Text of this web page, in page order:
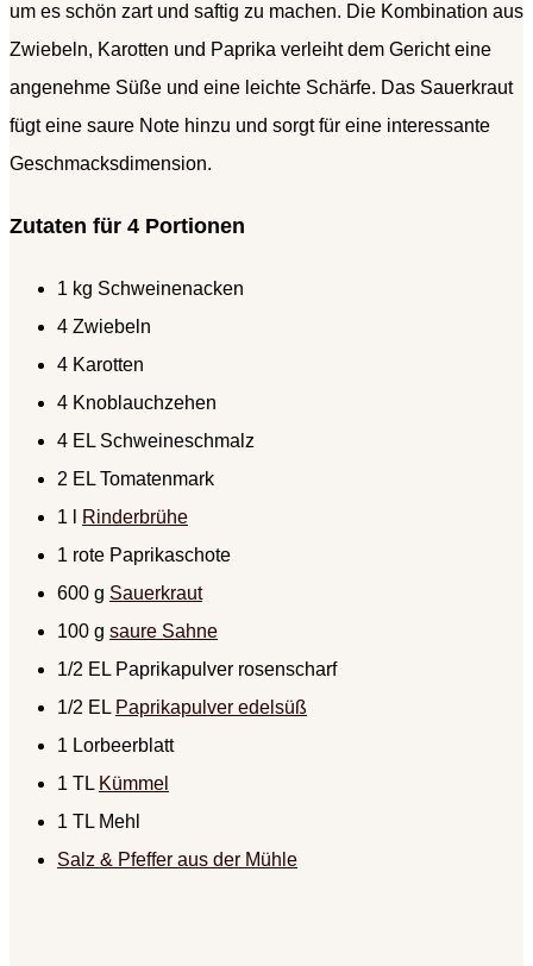
um es schön zart und saftig zu machen. Die Kombination aus
Zwiebeln, Karotten und Paprika verleiht dem Gericht eine
angenehme Süße und eine leichte Schärfe. Das Sauerkraut
fügt eine saure Note hinzu und sorgt für eine interessante
Geschmacksdimension.
Zutaten für 4 Portionen
1 kg Schweinenacken
4 Zwiebeln
4 Karotten
4 Knoblauchzehen
4 EL Schweineschmalz
2 EL Tomatenmark
1 l
Rinderbrühe
1 rote Paprikaschote
600 g Sauerkraut
100 g saure Sahne
1/2 EL Paprikapulver rosenscharf
1/2 EL Paprikapulver edelsüß
1 Lorbeerblatt
1 TL Kümmel
1 TL Mehl
Salz & Pfeffer aus der Mühle